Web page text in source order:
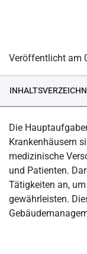
Veröffentlicht am
Facility
Mehr Effizienz
Die
Krankenhäusern
medizinische
und Patienten.
Tätigkeiten an,
gewährleisten.